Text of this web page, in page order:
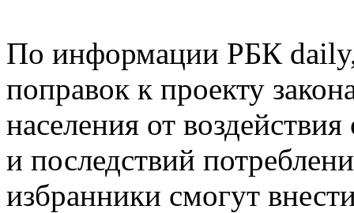
По информации РБК
поправок к проекту
населения от
и последствий
избранники смогут